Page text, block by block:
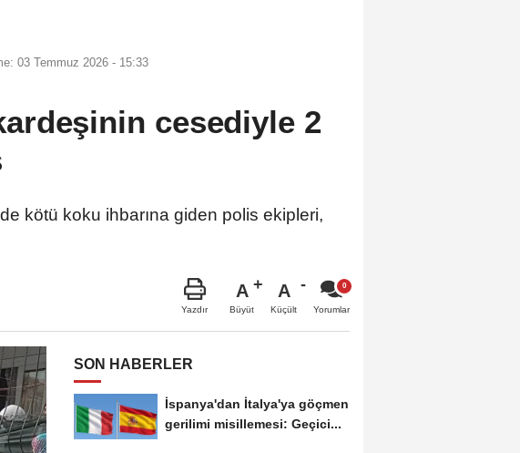
03 Temmuz 2026 - 15:33
cesediyle 2
kötü koku ihbarına giden polis ekipleri,
Yazdır
A
Büyüt
A
Küçült Yorumlar
SON HABERLER
İspanya'dan İtalya'ya göçmen
gerilimi misillemesi: Geçici...